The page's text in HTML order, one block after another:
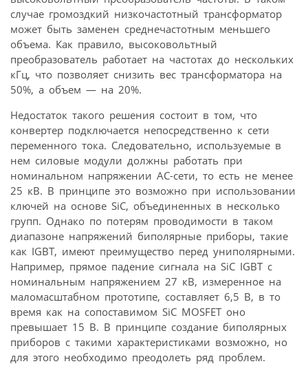
случае громоздкий низкочастотный трансформатор
может быть заменен среднечастотным меньшего
объема. Как правило, высоковольтный
преобразователь работает на частотах до нескольких
кГц, что позволяет снизить вес трансформатора на
50%, а объем — на 20%.
Недостаток такого решения состоит в том, что
конвертер подключается непосредственно к сети
переменного тока. Следовательно, используемые в
нем силовые модули должны работать при
номинальном напряжении АС-сети, то есть не менее
25 кВ. В принципе это возможно при использовании
ключей на основе SiC, объединенных в несколько
групп. Однако по потерям проводимости в таком
диапазоне напряжений биполярные приборы, такие
как IGBT, имеют преимущество перед униполярными.
Например, прямое падение сигнала на SiC IGBT с
номинальным напряжением 27 кВ, измеренное на
маломасштабном прототипе, составляет 6,5 В, в то
время как на сопоставимом SiC MOSFET оно
превышает 15 В. В принципе создание биполярных
приборов с такими характеристиками возможно, но
для этого необходимо преодолеть ряд проблем.